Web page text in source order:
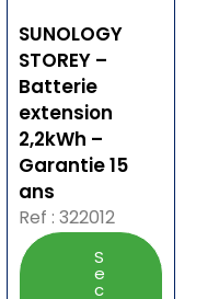
SUNOLOGY
STOREY –
Batterie
extension
2,2kWh –
Garantie 15
ans
Ref : 322012
S
e
c